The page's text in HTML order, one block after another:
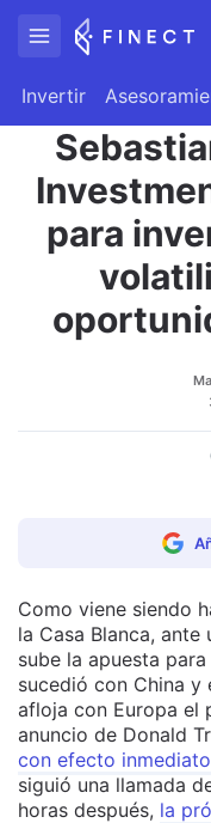
Invertir
para
Como viene siendo
la Casa Blanca,
sube la apuesta
sucedió con China
afloja con Europa el
anuncio de Donald
con efecto
siguió una llamada
horas después, la